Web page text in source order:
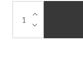
⌵
⌵